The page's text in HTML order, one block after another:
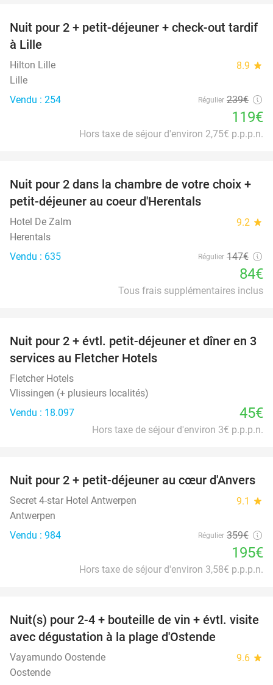
50%
Nuit pour 2 + petit-déjeuner + check-out tardif
à Lille
Hilton Lille 8.9 star
Lille
Vendu : 254
Régulier 239€
119€
Hors taxe de séjour d'environ 2,75€ p.p.p.n.
43%
Nuit pour 2 dans la chambre de votre choix +
petit-déjeuner au coeur d'Herentals
Hotel De Zalm 9.2 star
Herentals
Vendu : 635
Régulier 147€
84€
Tous frais supplémentaires inclus
Nuit pour 2 + évtl. petit-déjeuner et dîner en 3
services au Fletcher Hotels
Fletcher Hotels
Vlissingen (+ plusieurs localités)
Vendu : 18.097
45€
Hors taxe de séjour d'environ 3€ p.p.p.n.
46%
Nuit pour 2 + petit-déjeuner au cœur d'Anvers
Secret 4-star Hotel Antwerpen 9.1 star
Antwerpen
Vendu : 984
Régulier 359€
195€
Hors taxe de séjour d'environ 3,58€ p.p.p.n.
46%
Nuit(s) pour 2-4 + bouteille de vin + évtl. visite
avec dégustation à la plage d'Ostende
Vayamundo Oostende 9.6 star
Oostende